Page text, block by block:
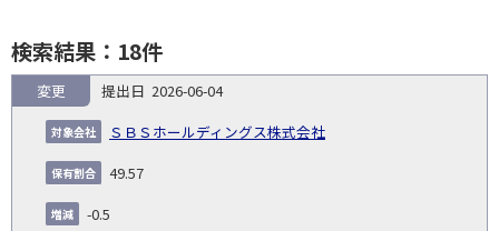
検索結果：18件
NO.
告
義
務
発
生
提
日
証券
対
有
2026-06-04
ＳＢＳホールディングス株式会社
変更
49.57
-0.5